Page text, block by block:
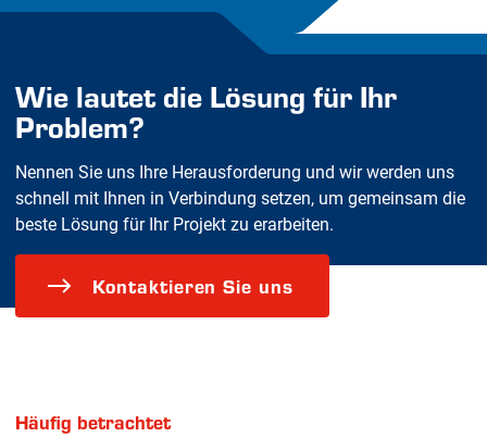
Wie lautet die Lösung für Ihr
Problem?
Nennen Sie uns Ihre Herausforderung und wir werden uns
schnell mit Ihnen in Verbindung setzen, um gemeinsam die
beste Lösung für Ihr Projekt zu erarbeiten.
Kontaktieren Sie uns
Häufig betrachtet